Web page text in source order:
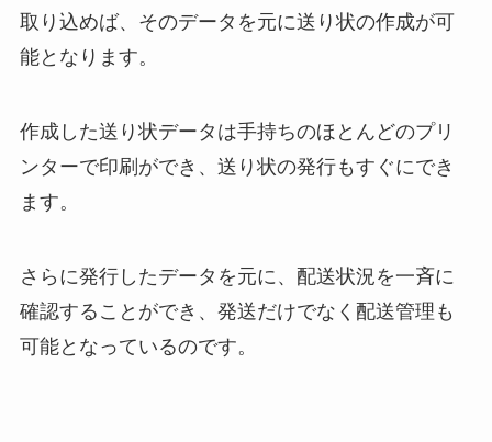
取り込めば、そのデータを元に送り状の作成が可
能となります。
作成した送り状データは手持ちのほとんどのプリ
ンターで印刷ができ、送り状の発行もすぐにでき
ます。
さらに発行したデータを元に、配送状況を一斉に
確認することができ、発送だけでなく配送管理も
可能となっているのです。